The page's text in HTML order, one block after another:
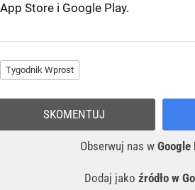
App Store i Google Play.
Tygodnik Wprost
Obserwuj nas w Google
Dodaj jako źródło w
SKOMENTUJ